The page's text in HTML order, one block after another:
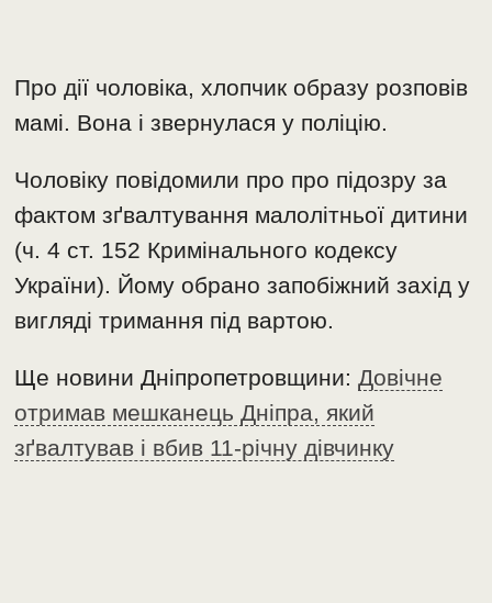
Про дії чоловіка, хлопчик образу розповів
мамі. Вона і звернулася у поліцію.
Чоловіку повідомили про про підозру за
фактом зґвалтування малолітньої дитини
(ч. 4 ст. 152 Кримінального кодексу
України). Йому обрано запобіжний захід у
вигляді тримання під вартою.
Ще новини Дніпропетровщини:Довічне
отримав мешканець Дніпра, який
зґвалтував і вбив 11-річну дівчинку